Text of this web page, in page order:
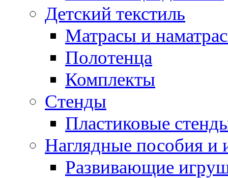
Детский текстиль
Матрасы и
Полотенца
Комплекты
Стенды
Пластиковые
Наглядные пособия и
Развивающие